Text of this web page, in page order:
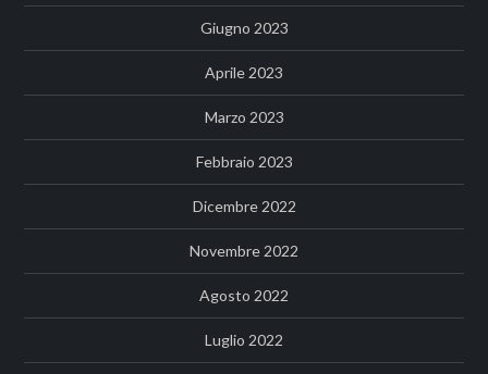
Giugno 2023
Aprile 2023
Marzo 2023
Febbraio 2023
Dicembre 2022
Novembre 2022
Agosto 2022
Luglio 2022